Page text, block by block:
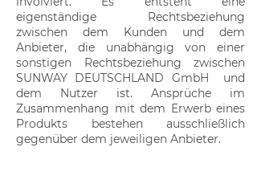
eigenständige Rechtsbeziehung
zwischen dem Kunden und dem
Anbieter, die unabhängig von einer
sonstigen Rechtsbeziehung zwischen
SUNWAY DEUTSCHLAND GmbH und
dem Nutzer ist. Ansprüche im
Zusammenhang mit dem Erwerb eines
Produkts bestehen ausschließlich
gegenüber dem jeweiligen Anbieter.